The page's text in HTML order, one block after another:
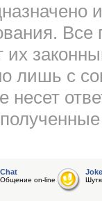
их
лишь с
несет
Chat
Общение on-line
Joke